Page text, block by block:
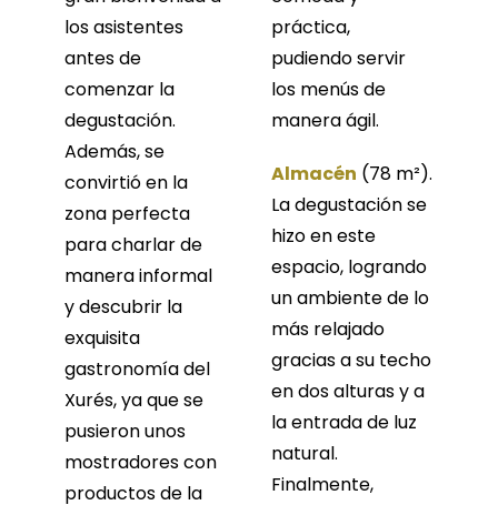
los asistentes
antes de
comenzar la
degustación.
Además, se
convirtió en la
zona perfecta
para charlar de
manera informal
y descubrir la
exquisita
gastronomía del
Xurés, ya que se
pusieron unos
mostradores con
productos de la
práctica,
pudiendo servir
los menús de
manera ágil.
Almacén (78 m²).
La degustación se
hizo en este
espacio, logrando
un ambiente de lo
más relajado
gracias a su techo
en dos alturas y a
la entrada de luz
natural.
Finalmente,